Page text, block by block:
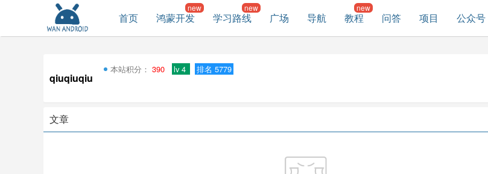
首页 鸿蒙开发 学习路线 广场 导航 教程 问答 项目 公众号
qiuqiuqiu
本站积分： 390 lv 4 排名 5779
文章